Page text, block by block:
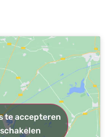
te accepteren